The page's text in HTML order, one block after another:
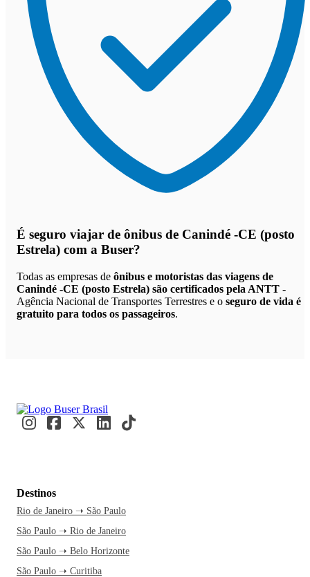
É seguro viajar de ônibus de Canindé -CE (posto
Estrela) com a Buser?
Todas as empresas de ônibus e motoristas das viagens de
Canindé -CE (posto Estrela) são certificados pela ANTT -
Agência Nacional de Transportes Terrestres e o seguro de vida é
gratuito para todos os passageiros.
Destinos
Rio de Janeiro ➝ São Paulo
São Paulo ➝ Rio de Janeiro
São Paulo ➝ Belo Horizonte
São Paulo ➝ Curitiba